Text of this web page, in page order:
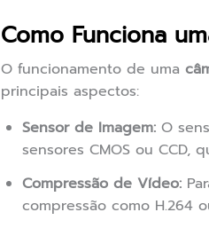
Como Funciona
O funcionamento de uma
principais aspectos:
Sensor de Imagem: O
sensores CMOS ou CCD,
Compressão de Vídeo:
compressão como H.264